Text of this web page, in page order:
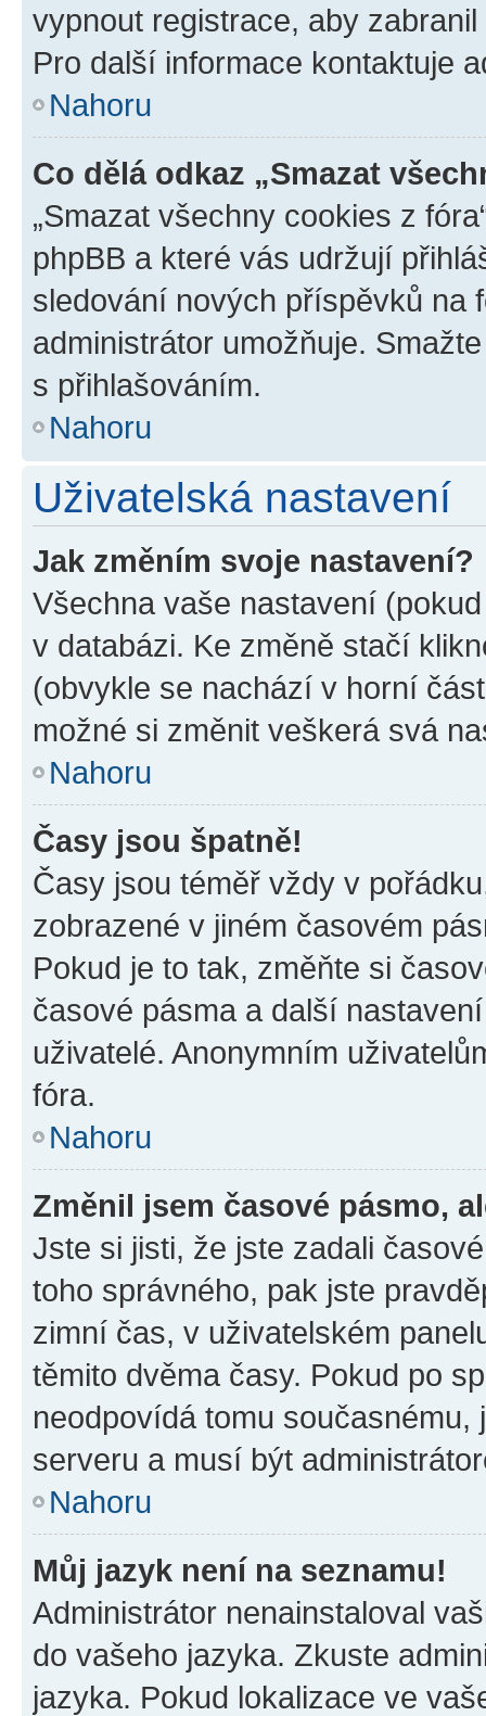
vypnout registrace, aby
Pro další informace kontaktuje
Nahoru
Co dělá odkaz „Smazat
„Smazat všechny cookies z
phpBB a které vás udržují
sledování nových příspěvků na
administrátor umožňuje.
s přihlašováním.
Nahoru
Uživatelská nastavení
Jak změním svoje nastavení?
Všechna vaše nastavení
v databázi. Ke změně stačí
(obvykle se nachází v horní
možné si změnit veškerá svá
Nahoru
Časy jsou špatně!
Časy jsou téměř vždy v
zobrazené v jiném časovém
Pokud je to tak, změňte si
časové pásma a další
uživatelé. Anonymním
fóra.
Nahoru
Změnil jsem časové pásmo,
Jste si jisti, že jste zadali
toho správného, pak jste
zimní čas, v uživatelském
těmito dvěma časy. Pokud po
neodpovídá tomu
serveru a musí být
Nahoru
Můj jazyk není na seznamu!
Administrátor nenainstaloval
do vašeho jazyka. Zkuste
jazyka. Pokud lokalizace ve